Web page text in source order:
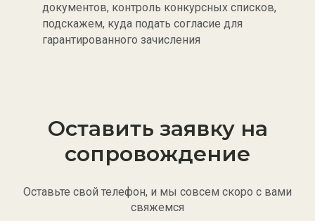
документов, контроль конкурсных списков,
подскажем, куда подать согласие для
гарантированного зачисления
Оставить заявку на
сопровождение
Оставьте свой телефон, и мы совсем скоро с вами
свяжемся